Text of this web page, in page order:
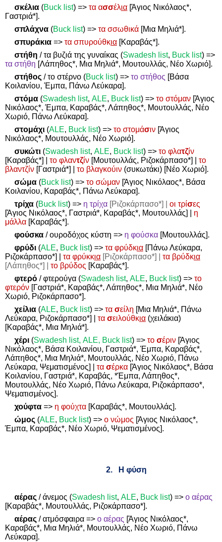
σκέλια(Buck list)=> τα ασσέλια[Άγιος Νικόλαος*,
Γαστριά*].
σπλάχνα(Buck list)=> τα σσωθικά[Μια Μηλιά*].
σπυράκια=> τα σπυρούθκια [Καραβάς*].
στήθη / τα βυζιά της γυναίκας (Swadesh list, Buck list)=>
τα στήθη [Λάπηθος*, Μια Μηλιά*, Μουτουλλάς, Νέο Χωριό].
στήθος/ το στέρνο (Buck list)=> το στήθος [Βάσα
Κοιλανίου, Έμπα, Πάνω Λεύκαρα].
στόμα(Swadesh list, ALE, Buck list)=> το στόμαν [Άγιος
Νικόλαος*, Έμπα, Καραβάς*, Λάπηθος*, Μουτουλλάς, Νέο
Χωριό, Πάνω Λεύκαρα].
στομάχι(ALE, Buck list)=> το στομάσιν [Άγιος
Νικόλαος*, Μουτουλλάς, Νέο Χωριό].
συκώτι(Swadesh list, ALE, Buck list)=> το φλατζίν
[Καραβάς*] |
το φλαντζίν [Μουτουλλάς, Ριζοκάρπασο*] | το
βλαντζίν [Γαστριά*] | το βλαγκούιν (συκωτάκι) [Νέο Χωριό].
σώμα(Buck list)=> το σώμαν [Άγιος Νικόλαος*, Βάσα
Κοιλανίου, Καραβάς*, Πάνω Λεύκαρα].
τρίχα(Buck list)=> η τρίχα [Ριζοκάρπασο*] | οι τρίσες
[Άγιος Νικόλαος*, Γαστριά*, Καραβάς*, Μουτουλλάς] |
η
μάλλα [Καραβάς*].
φούσκα/ ουροδόχος κύστη => η φούσκα[Μουτουλλάς].
φρύδι(ALE, Buck list)=> τα φρύδκια [Πάνω Λεύκαρα,
Ριζοκάρπασο*] |
τα φρύκκια [Ριζοκάρπασο*] | τα βρύδκια
[Λάπηθος*] | το βρύδος [Καραβάς*].
φτερό/ φτερούγα (Swadesh list, ALE, Buck list)=> το
φτερόν [Γαστριά*, Καραβάς*, Λάπηθος*, Μια Μηλιά*, Νέο
Χωριό, Ριζοκάρπασο*].
χείλια(ALE, Buck list)=> τασείλη [Μια Μηλιά*, Πάνω
Λεύκαρα, Ριζοκάρπασο*] |
τα σειλούθκια (χειλάκια)
[Καραβάς*, Μια Μηλιά*].
χέρι (Swadesh list, ALE, Buck list)=> το σέριν [Άγιος
Νικόλαος*, Βάσα Κοιλανίου, Γαστριά*, Έμπα, Καραβάς*,
Λάπηθος*, Μια Μηλιά*, Μουτουλλάς, Νέο Χωριό, Πάνω
Λεύκαρα, Ψεματισμένος] | τα σέρκα [Άγιος Νικόλαος*, Βάσα
Κοιλανίου, Γαστριά*, Καραβάς, *Έμπα, Λάπηθος*,
Μουτουλλάς, Νέο Χωριό, Πάνω Λεύκαρα, Ριζοκάρπασο*,
Ψεματισμένος].
χούφτα=> η φούχτα[Καραβάς*, Μουτουλλάς].
ώμος(ALE, Buck list)=> ο νώμος [Άγιος Νικόλαος*,
Έμπα, Καραβάς*, Νέο Χωριό, Ψεματισμένος].
2. Η φύση
αέρας/ άνεμος (Swadesh list, ALE, Buck list)=> ο αέρας
[Καραβάς*, Μουτουλλάς, Ριζοκάρπασο*].
αέρας/ ατμόσφαιρα=> ο αέρας [Άγιος Νικόλαος*,
Καραβάς*, Μια Μηλιά*, Μουτουλλάς, Νέο Χωριό, Πάνω
Λεύκαρα].